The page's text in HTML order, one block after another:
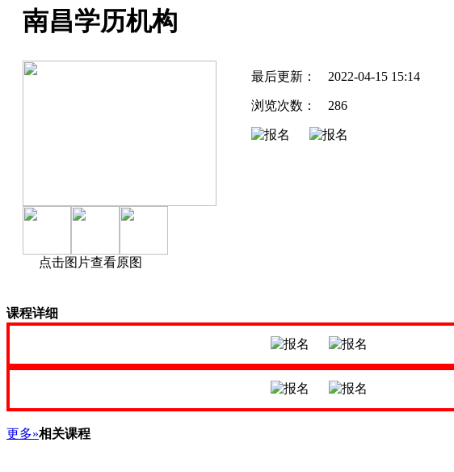
南昌学历机构
点击图片查看原图
最后更新： 2022-04-15 15:14
浏览次数： 286
课程详细
更多»相关课程